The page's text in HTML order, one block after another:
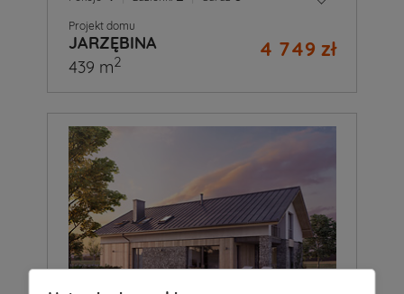
Projekt domu
JARZĘBINA 4 749 zł
439 m2